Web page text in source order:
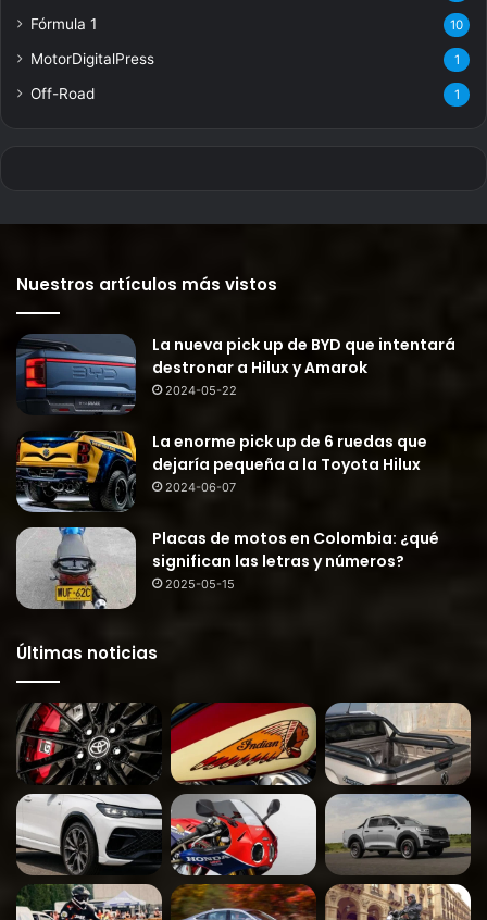
Fórmula 1 10
MotorDigitalPress 1
Off-Road 1
Nuestros artículos más vistos
La nueva pick up de BYD que intentará
destronar a Hilux y Amarok
2024-05-22
La enorme pick up de 6 ruedas que
dejaría pequeña a la Toyota Hilux
2024-06-07
Placas de motos en Colombia: ¿qué
significan las letras y números?
2025-05-15
Últimas noticias